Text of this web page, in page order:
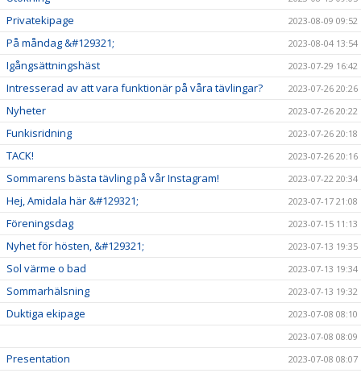
Privatekipage 2023-08-09 09:52
På måndag &#129321; 2023-08-04 13:54
Igångsättningshäst 2023-07-29 16:42
Intresserad av att vara funktionär på våra tävlingar? 2023-07-26 20:26
Nyheter 2023-07-26 20:22
Funkisridning 2023-07-26 20:18
TACK! 2023-07-26 20:16
Sommarens bästa tävling på vår Instagram! 2023-07-22 20:34
Hej, Amidala här &#129321; 2023-07-17 21:08
Föreningsdag 2023-07-15 11:13
Nyhet för hösten, &#129321; 2023-07-13 19:35
Sol värme o bad 2023-07-13 19:34
Sommarhälsning 2023-07-13 19:32
Duktiga ekipage
2023-07-08 08:10
2023-07-08 08:09
Presentation 2023-07-08 08:07